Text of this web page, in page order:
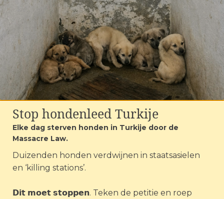
neemt dan moeten
we naar een andere
manier kijken om
deze dierenarts te
stoppen. House of
Animals heeft
daarom melding
gemaakt bij het
Veterinair
Tuchtcollege (VTC)
Stop hondenleed Turkije
Elke dag sterven honden in Turkije door de
Massacre Law.
Duizenden honden verdwijnen in staatsasielen
en ‘killing stations’.
𝗗𝗶𝘁 𝗺𝗼𝗲𝘁 𝘀𝘁𝗼𝗽𝗽𝗲𝗻. Teken de petitie en roep